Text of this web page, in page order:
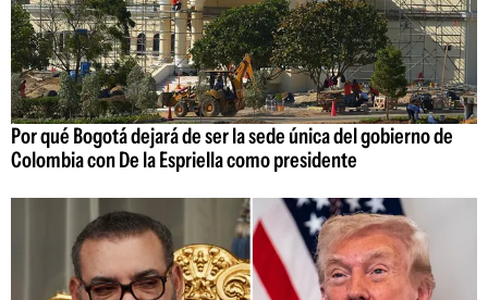
Por qué Bogotá dejará de ser la sede única del gobierno de
Colombia con De la Espriella como presidente